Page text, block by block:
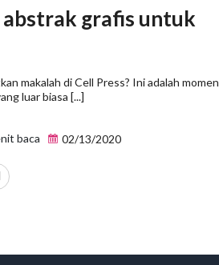
abstrak grafis untuk
makalah di Cell Press? Ini adalah momen
luar biasa [...]
baca 02/13/2020